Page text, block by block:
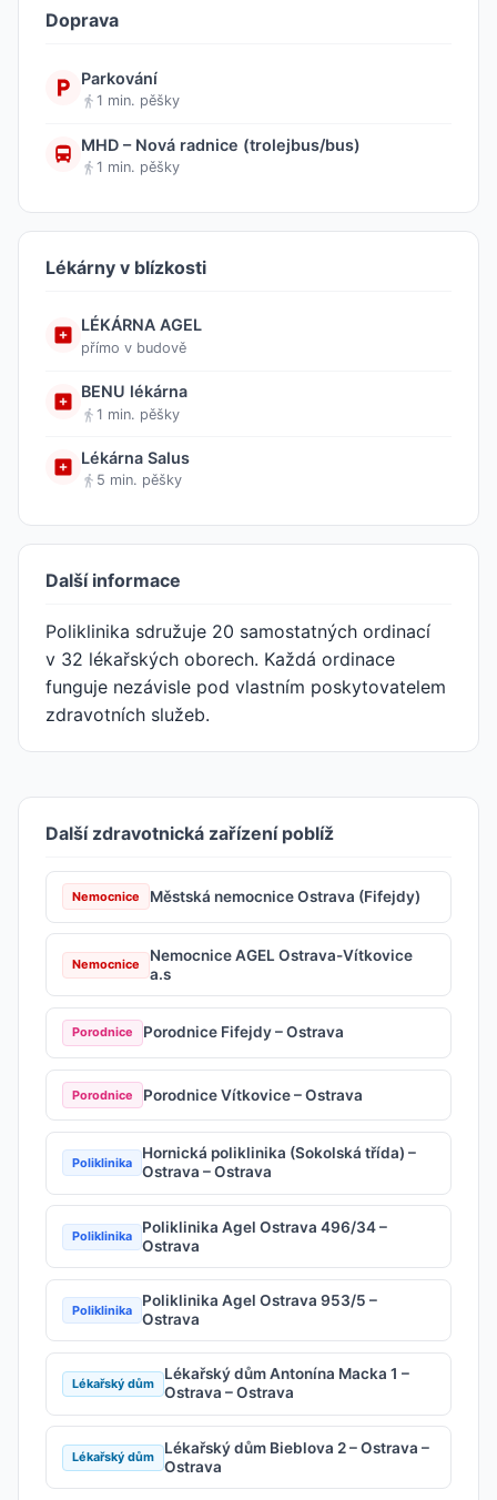
Doprava
Parkování
1 min. pěšky
MHD – Nová radnice (trolejbus/bus)
1 min. pěšky
Lékárny v blízkosti
LÉKÁRNA AGEL
přímo v budově
BENU lékárna
1 min. pěšky
Lékárna Salus
5 min. pěšky
Další informace
Poliklinika sdružuje 20 samostatných ordinací
v 32 lékařských oborech. Každá ordinace
funguje nezávisle pod vlastním poskytovatelem
zdravotních služeb.
Další zdravotnická zařízení poblíž
Nemocnice Městská nemocnice Ostrava (Fifejdy)
Nemocnice
Nemocnice AGEL Ostrava-Vítkovice
a.s
Porodnice Porodnice Fifejdy – Ostrava
Porodnice Porodnice Vítkovice – Ostrava
Poliklinika
Hornická poliklinika (Sokolská třída) –
Ostrava – Ostrava
Poliklinika
Poliklinika Agel Ostrava 496/34 –
Ostrava
Poliklinika
Poliklinika Agel Ostrava 953/5 –
Ostrava
Lékařský dům
Lékařský dům Antonína Macka 1 –
Ostrava – Ostrava
Lékařský dům
Lékařský dům Bieblova 2 – Ostrava –
Ostrava